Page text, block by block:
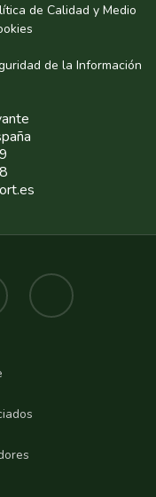
de Calidad y Medio
de la Información